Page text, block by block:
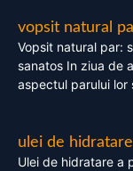
vopsit natural
Vopsit natural par:
sanatos In ziua de
aspectul parului lor
ulei de
Ulei de hidratare a